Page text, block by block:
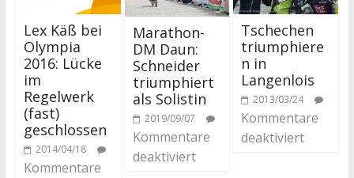
Lex Käß bei
Olympia
2016: Lücke
im
Regelwerk
(fast)
geschlossen
2014/04/18
Kommentare
Marathon-
DM Daun:
Schneider
triumphiert
als Solistin
2019/09/07
Kommentare
deaktiviert
Tschechen
triumphiere
n in
Langenlois
2013/03/24
Kommentare
deaktiviert